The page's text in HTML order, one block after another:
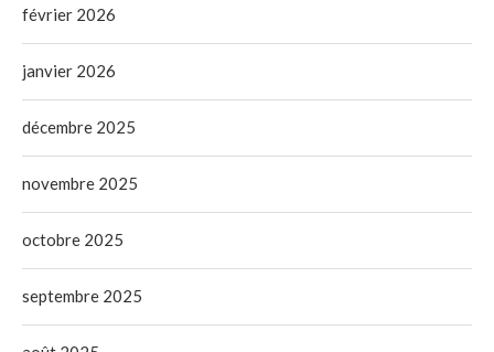
février 2026
janvier 2026
décembre 2025
novembre 2025
octobre 2025
septembre 2025